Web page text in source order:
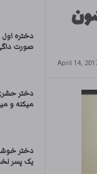
April 14,
دختره
صورت
دختر
میکنه و
دختر
یک پسر